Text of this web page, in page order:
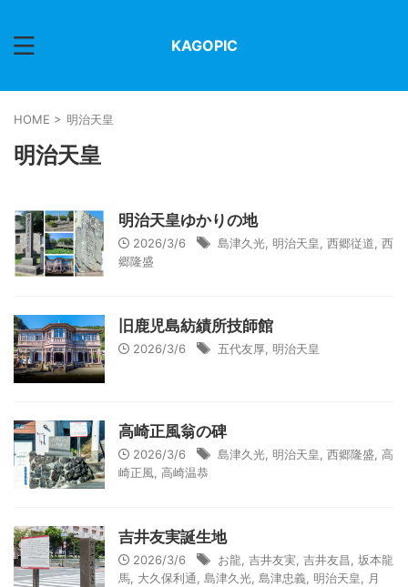
KAGOPIC
HOME > 明治天皇
明治天皇
明治天皇ゆかりの地
2026/3/6 島津久光 明治天皇 西郷従道 西
郷隆盛
旧鹿児島紡績所技師館
2026/3/6 五代友厚 明治天皇
高崎正風翁の碑
2026/3/6 島津久光 明治天皇 西郷隆盛 高
崎正風 高崎温恭
吉井友実誕生地
2026/3/6 お龍 吉井友実 吉井友昌 坂本龍
馬 大久保利通 島津久光 島津忠義 明治天皇
月